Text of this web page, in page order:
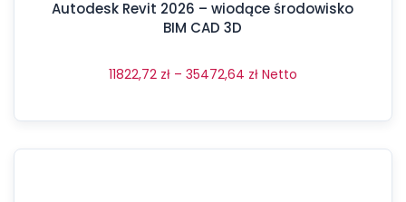
Autodesk Revit 2026 – wiodące środowisko
BIM CAD 3D
11822,72 zł – 35472,64 zł Netto